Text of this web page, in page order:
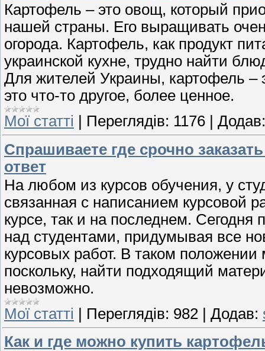
Картофель – это овощ, который
нашей страны. Его выращивать
огорода. Картофель, как продукт
украинской кухне, трудно найти
Для жителей Украины, картофель –
это что-то другое, более ценное.
Мої статті
Переглядів: 1176
Додав:
Спрашиваете где срочно
ответ
На любом из курсов обучения, у
связанная с написанием курсовой
курсе, так и на последнем. Сегодня
над студентами, придумывая все
курсовых работ. В таком положении
поскольку, найти подходящий
невозможно.
Мої статті | Переглядів: 982 | Додав:
Как и где можно купить